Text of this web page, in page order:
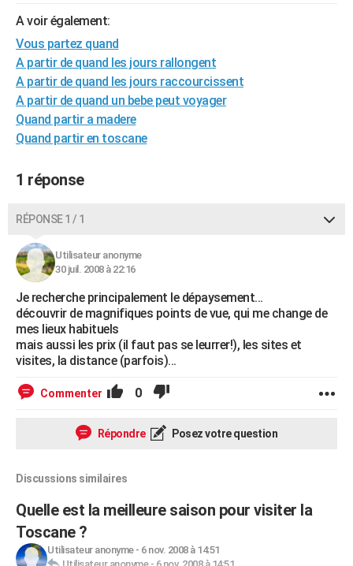
Guides de France
Escapades
Patrimoine
Expositions
Musées
Week-end nature
+LIFESTYLE
Art de vivre
Bien-être
Loisirs
Mode
Modes de vie
SANTE
Alimentation
Guide de la santé
Maladies
Médicaments
Sommeil
VOYAGE
Destinations
City break
Voyage nature
Voyage de noces
Forum
Climat
+PHOTO
BONS PLANS
CARTE DE VOEUX
Carte de Noël
Carte Bonne année
Carte Saint-Valentin
Carte Pâques
Carte d'anniversaire
DICTIONNAIRE
Dictionnaire
Biographies
Citations
Expressions
Proverbes
PROGRAMME TV
COPAINS D'AVANT
S'inscrire
Se connecter
Lycées
Collèges
Primaires
Universités
Entreprises
Service militaire
Avis de recherche
AVIS DE DÉCÈS
A voir également:
Vous partez quand
A partir de quand les jours rallongent
A partir de quand les jours raccourcissent
A partir de quand un bebe peut voyager
Quand partir a madere
Quand partir en toscane
1 réponse
RÉPONSE 1 / 1
Utilisateur anonyme
30 juil. 2008 à 22:16
Je recherche principalement le dépaysement...
découvrir de magnifiques points de vue, qui me change de
mes lieux habituels
mais aussi les prix (il faut pas se leurrer!), les sites et
visites, la distance (parfois)...
Commenter 0
Répondre Posez votre question
Discussions similaires
Quelle est la meilleure saison pour visiter la
Toscane ?
Utilisateur anonyme- 6 nov. 2008 à 14:51